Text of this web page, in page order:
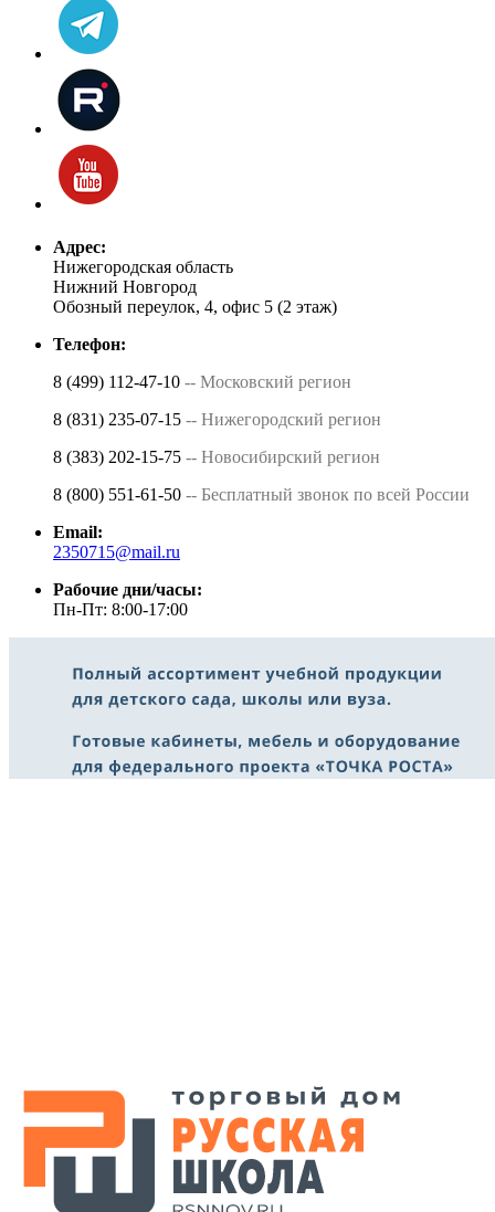
Адрес:
Нижегородская область
Нижний Новгород
Обозный переулок, 4, офис 5 (2 этаж)
Телефон:
8 (499) 112-47-10 -- Московский регион
8 (831) 235-07-15 -- Нижегородский регион
8 (383) 202-15-75 -- Новосибирский регион
8 (800) 551-61-50 -- Бесплатный звонок по всей России
Email:
2350715@mail.ru
Рабочие дни/часы:
Пн-Пт: 8:00-17:00